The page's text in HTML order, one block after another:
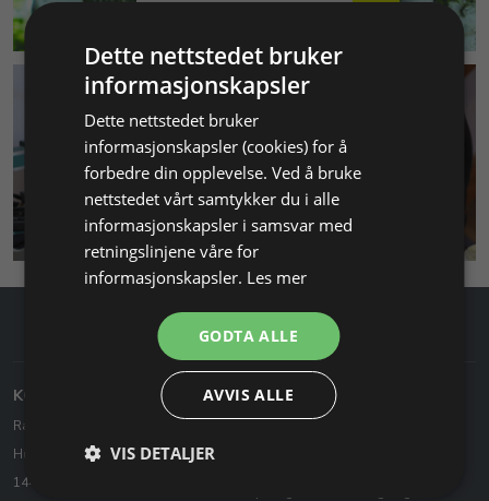
SMYKKEKURS
KONTAKT OSS
Ravstedhus - Edeltek AS
Husvikveien 14, 1 etasje
1443 Drøbak Norge
KUNDESERVICE
Dette nettstedet bruker
informasjonskapsler
Dette nettstedet bruker
informasjonskapsler (cookies) for å
forbedre din opplevelse. Ved å bruke
nettstedet vårt samtykker du i alle
informasjonskapsler i samsvar med
retningslinjene våre for
informasjonskapsler. Les mer
GODTA ALLE
AVVIS ALLE
VIS DETALJER